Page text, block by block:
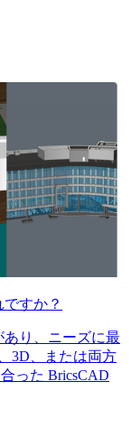
すか？
り、ニーズに最
3D、または両方
った BricsCAD